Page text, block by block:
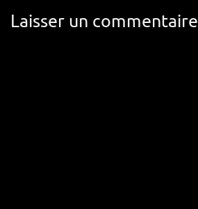
Laisser un commentaire